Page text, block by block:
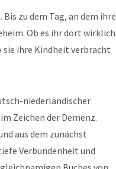
zu dem Tag, an dem ihre
Ob es ihr dort wirklich
sie ihre Kindheit verbracht
niederländischer
Zeichen der Demenz.
aus dem zunächst
Verbundenheit und